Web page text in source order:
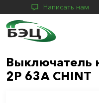
Написать нам
Выключатель
2P 63A CHINT